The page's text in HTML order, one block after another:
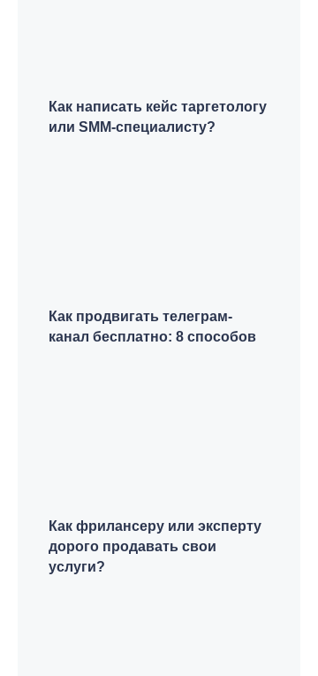
Как написать кейс таргетологу
или SMM-специалисту?
Как продвигать телеграм-
канал бесплатно: 8 способов
Как фрилансеру или эксперту
дорого продавать свои
услуги?